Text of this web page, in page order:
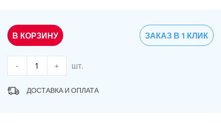
В КОРЗИНУ
- + шт.
ЗАКАЗ В 1 КЛИК
ДОСТАВКА И ОПЛАТА